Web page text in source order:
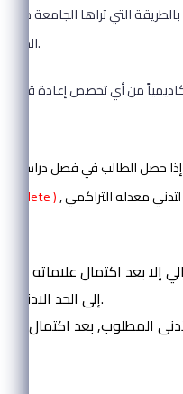
التي تراها الجامعة
الجهات المعنية فيها.
حصل الطالب في فصل دراسي ما
), وكان تحت طائلة الفصل من التخصص أو من الجامعة لتدني معدله التراكمي
إلا بعد اكتمال علاماته
إلى الحد الادنى المطلوب.
المطلوب, بعد اكتمال